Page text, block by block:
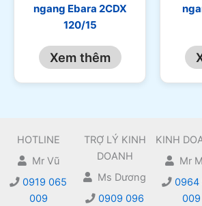
ngang Ebara 2CDX
120/15
Xem thêm
HOTLINE
Mr Vũ
0919 065
009
TRỢ LÝ KINH
DOANH
Ms Dương
0909 096
KINH
Mr
0964
009